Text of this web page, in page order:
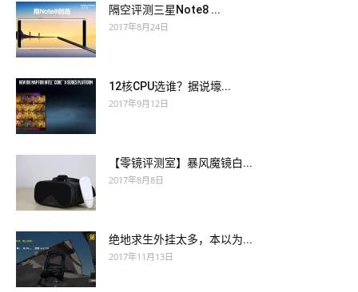
隔空评测三星Note8 ...
2017年8月24日
12核CPU选谁？据说壕...
2017年9月12日
【零镜评测室】暴风魔镜白...
2017年8月8日
绝地求生外挂太多，本以为...
2017年11月13日